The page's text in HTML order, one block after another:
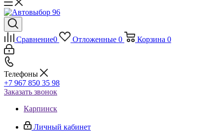
Сравнение0 Отложенные 0 Корзина 0
Телефоны
+7 967 850 35 98
Заказать звонок
Карпинск
Личный кабинет